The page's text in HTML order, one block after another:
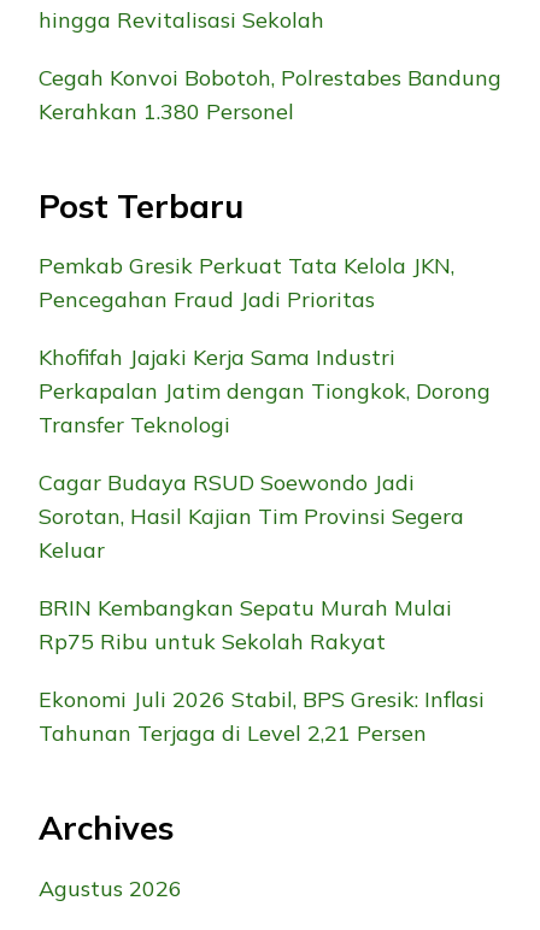
hingga Revitalisasi Sekolah
Cegah Konvoi Bobotoh, Polrestabes Bandung
Kerahkan 1.380 Personel
Post Terbaru
Pemkab Gresik Perkuat Tata Kelola JKN,
Pencegahan Fraud Jadi Prioritas
Khofifah Jajaki Kerja Sama Industri
Perkapalan Jatim dengan Tiongkok, Dorong
Transfer Teknologi
Cagar Budaya RSUD Soewondo Jadi
Sorotan, Hasil Kajian Tim Provinsi Segera
Keluar
BRIN Kembangkan Sepatu Murah Mulai
Rp75 Ribu untuk Sekolah Rakyat
Ekonomi Juli 2026 Stabil, BPS Gresik: Inflasi
Tahunan Terjaga di Level 2,21 Persen
Archives
Agustus 2026